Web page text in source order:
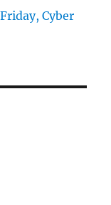
Cyber